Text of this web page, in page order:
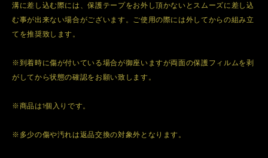
溝に差し込む際には、保護テープをお外し頂かないとスムーズに差し込
む事が出来ない場合がございます。ご使用の際には外してからの組み立
てを推奨致します。
※到着時に傷が付いている場合が御座いますが両面の保護フィルムを剥
がしてから状態の確認をお願い致します。
※商品は1個入りです。
※多少の傷や汚れは返品交換の対象外となります。